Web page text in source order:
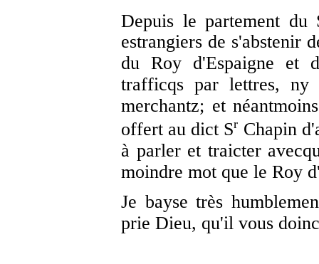
Depuis le partement du
estrangiers de s'abstenir
du Roy d'Espaigne et
trafficqs par lettres, ny
merchantz; et
offert au dict Sr Chapin
à parler et traicter
moindre mot que le Roy
Je bayse très
prie Dieu, qu'il vous